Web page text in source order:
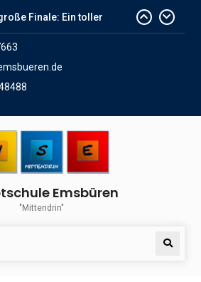
Finale: Ein toller
vor den Sommerferien!
dabei!
Sommerferien
Emsbüren
"Mittendrin"
Search